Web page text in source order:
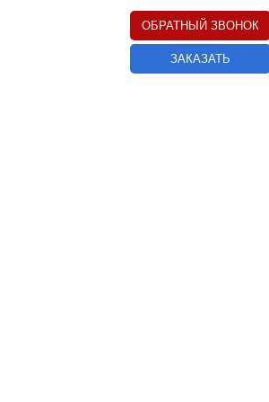
ОБРАТНЫЙ ЗВОНОК
ЗАКАЗАТЬ